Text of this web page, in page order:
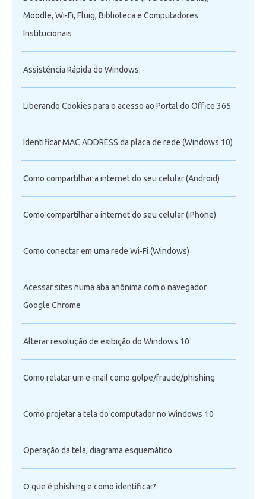
Moodle, Wi-Fi, Fluig, Biblioteca e Computadores
Institucionais
Assistência Rápida do Windows.
Liberando Cookies para o acesso ao Portal do Office 365
Identificar MAC ADDRESS da placa de rede (Windows 10)
Como compartilhar a internet do seu celular (Android)
Como compartilhar a internet do seu celular (iPhone)
Como conectar em uma rede Wi-Fi (Windows)
Acessar sites numa aba anônima com o navegador
Google Chrome
Alterar resolução de exibição do Windows 10
Como relatar um e-mail como golpe/fraude/phishing
Como projetar a tela do computador no Windows 10
Operação da tela, diagrama esquemático
O que é phishing e como identificar?